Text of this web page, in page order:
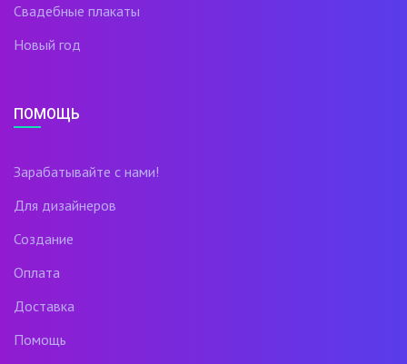
Свадебные плакаты
Новый год
ПОМОЩЬ
Зарабатывайте с нами!
Для дизайнеров
Создание
Оплата
Доставка
Помощь